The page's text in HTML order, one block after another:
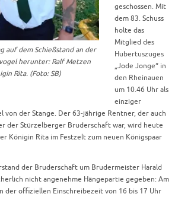
auf dem Schießstand an der
herunter: Ralf Metzen
Rita. (Foto: SB)
geschossen. Mit
dem 83. Schuss
holte das
Mitglied des
Hubertuszuges
„Jode Jonge“ in
den Rheinauen
um 10.46 Uhr als
einziger
von der Stange. Der 63-jährige Rentner, der auch
der Stürzelberger Bruderschaft war, wird heute
Königin Rita im Festzelt zum neuen Königspaar
der Bruderschaft um Brudermeister Harald
nicht angenehme Hängepartie gegeben: Am
der offiziellen Einschreibezeit von 16 bis 17 Uhr